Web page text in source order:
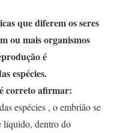
que diferem os seres
ou mais organismos
é
espécies.
correto afirmar:
espécies , o embrião se
líquido, dentro do